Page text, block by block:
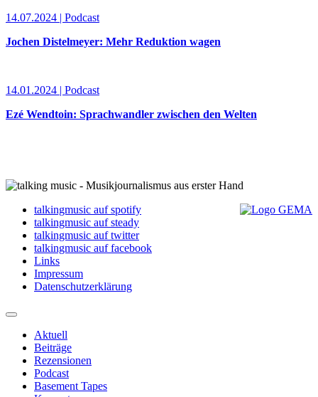
14.07.2024 | Podcast
Jochen Distelmeyer: Mehr Reduktion wagen
14.01.2024 | Podcast
Ezé Wendtoin: Sprachwandler zwischen den Welten
talkingmusic auf spotify
talkingmusic auf steady
talkingmusic auf twitter
talkingmusic auf facebook
Links
Impressum
Datenschutzerklärung
Aktuell
Beiträge
Rezensionen
Podcast
Basement Tapes